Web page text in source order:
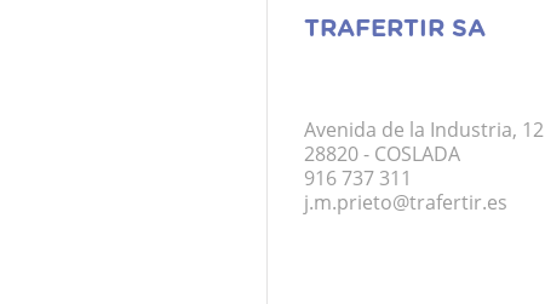
TRAFERTIR SA
Avenida de la Industria, 12
28820 - COSLADA
916 737 311
j.m.prieto@trafertir.es